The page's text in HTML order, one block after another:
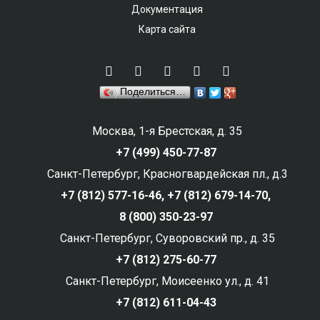
Документация
Карта сайта
Поделиться…
Москва, 1-я Брестская, д. 35
+7 (499) 450-77-87
Санкт-Петербург, Красногвардейская пл., д.3
+7 (812) 577-16-46, +7 (812) 679-14-70,
8 (800) 350-23-97
Санкт-Петербург, Суворовский пр., д. 35
+7 (812) 275-60-77
Санкт-Петербург, Моисеенко ул., д. 41
+7 (812) 611-04-43